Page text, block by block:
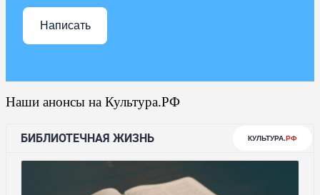
Написать
Наши анонсы на Культура.РФ